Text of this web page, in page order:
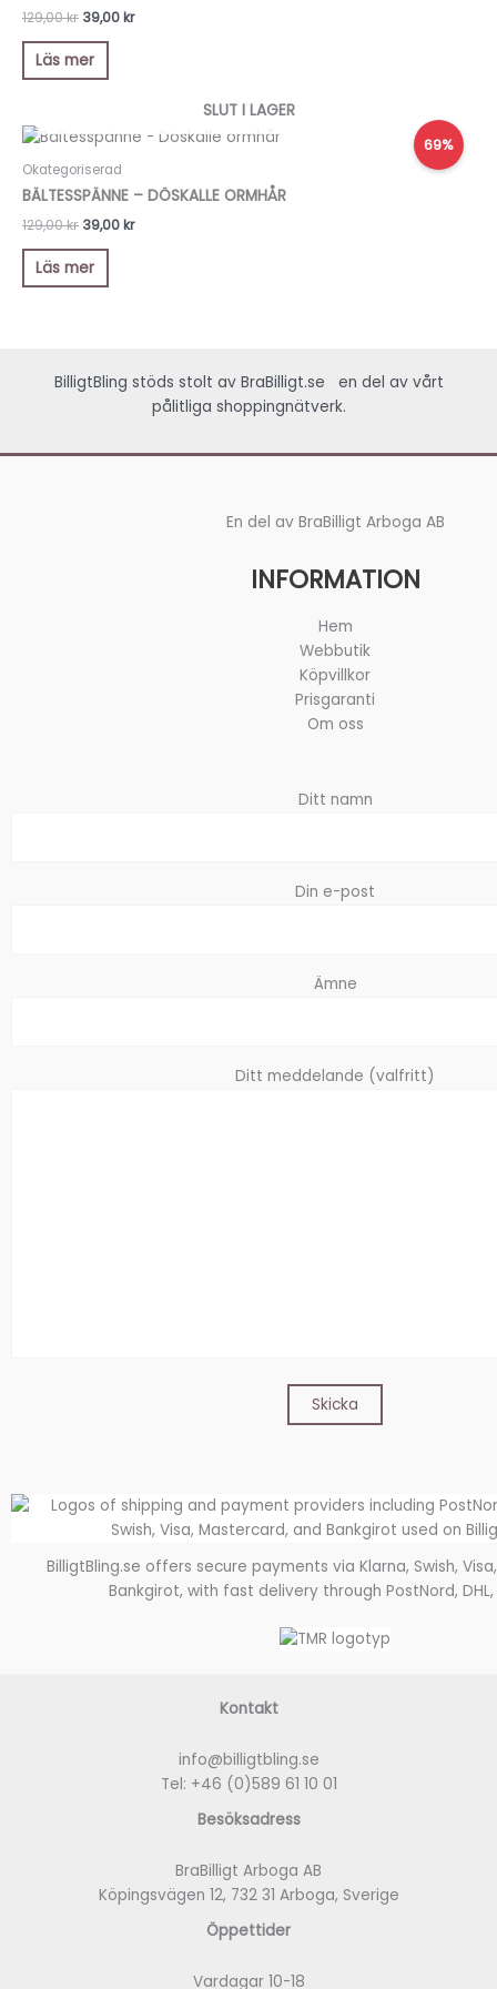
129,00kr 39,00kr
Läs mer
69%
SLUT I LAGER
Okategoriserad
BÄLTESSPÄNNE – DÖSKALLE ORMHÅR
129,00kr
Det
ursprungliga
priset
var:
129,00 kr.
39,00kr
Det
är:
39,00 kr.
Läs mer
BilligtBling stöds stolt av BraBilligt.se
en del av vårt
pålitliga shoppingnätverk.
En del av BraBilligt Arboga AB
INFORMATION
Hem
Webbutik
Köpvillkor
Prisgaranti
Om oss
Ditt namn
Din e-post
Ämne
Ditt meddelande (valfritt)
BilligtBling.se offers secure payments via Klarna, Swish,
Bankgirot, with fast delivery through PostNord, DHL,
Kontakt
info@billigtbling.se
Tel: +46 (0)589 61 10 01
Besöksadress
BraBilligt Arboga AB
Köpingsvägen 12, 732 31 Arboga, Sverige
Öppettider
Vardagar 10-18